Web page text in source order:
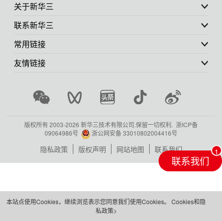
关于新华三
联系新华三
常用链接
友情链接
版权所有 2003-2026 新华三技术有限公司.保留一切权利. 浙ICP备
09064986号
浙公网安备 33010802004416号
隐私政策 版权声明 网站地图 联系我们
联系我们
本站点使用Cookies，继续浏览表示您同意我们使用Cookies。 Cookies和隐
私政策>